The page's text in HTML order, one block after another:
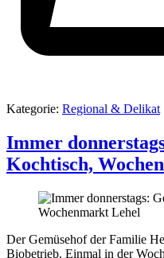
Kategorie: Regional & Delikat
Immer
Kochtisch,
Der Gemüsehof der Familie
Biobetrieb. Einmal in der